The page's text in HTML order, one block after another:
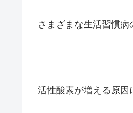
さまざまな生活習慣病
活性酸素が増える原因